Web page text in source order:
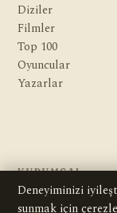
Diziler
Filmler
Top 100
Oyuncular
Yazarlar
KURUMSAL
Hakkımızda
Editoryal İlkeler
Deneyiminizi
sunmak için